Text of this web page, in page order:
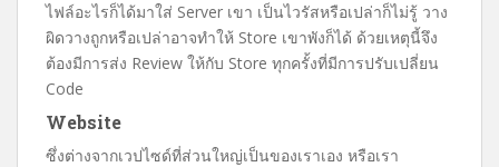
ไฟล์อะไรก็ได้มาใส่ Server เขา เป็นไวรัสหรือเปล่าก็ไม่รู้ วาง
ผิดวางถูกหรือเปล่าอาจทำให้ Store เขาพังก็ได้ ด้วยเหตุนี้จึง
ต้องมีการส่ง Review ให้กับ Store ทุกครั้งที่มีการปรับเปลี่ยน
Code
Website
ซึ่งต่างจากเวปไซด์ที่ส่วนใหญ่เป็นของเราเอง หรือเรา